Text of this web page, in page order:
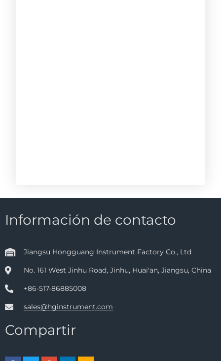
Información de contacto
Jiangsu Hongguang Instrument Factory Co., Ltd
No. 161 West Jinhu Road, Jinhu, Huai'an, Jiangsu, China
+86-517-86885008
sales@hginstrument.com
Compartir